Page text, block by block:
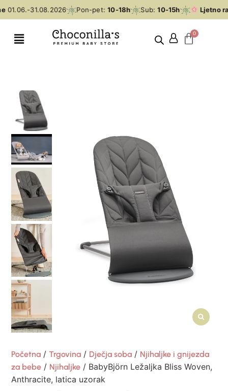
01.06.-31.08.2026 Pon-pet:10-18h Sub:10-15h Ljetno
Početna /Trgovina / Dječja soba / Njihaljke i gnijezda
za bebe / Njihaljke / BabyBjörn Ležaljka Bliss Woven,
Anthracite, latica uzorak